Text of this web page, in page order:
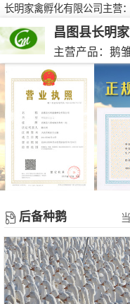
长明家禽孵化有限公司主营
行大批量供应鹅种蛋，有需
昌图县长明
后备种鹅
鹅雏
脱温大种鹅雏
鹅种蛋
活珠蛋
后备种鹅
东北笨鸡雏